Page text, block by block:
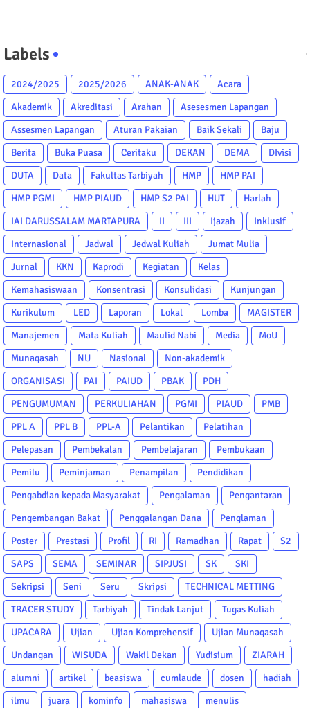
Labels
2024/2025 2025/2026 ANAK-ANAK
Acara
Akademik
Akreditasi Arahan
Asesesmen Lapangan
Assesmen Lapangan
Aturan Pakaian Baik Sekali
Baju
Berita
Buka Puasa Ceritaku DEKAN DEMA
DIvisi
DUTA
Data Fakultas Tarbiyah HMP
HMP PAI
HMP PGMI
HMP PIAUD HMP S2 PAI HUT
Harlah
IAI DARUSSALAM MARTAPURA
II III Ijazah
Inklusif
Internasional
Jadwal Jedwal Kuliah
Jumat Mulia
Jurnal
KKN Kaprodi Kegiatan
Kelas
Kemahasiswaan
Konsentrasi Konsulidasi
Kunjungan
Kurikulum
LED Laporan Lokal Lomba
MAGISTER
Manajemen
Mata Kuliah Maulid Nabi Media
MoU
Munaqasah
NU Nasional
Non-akademik
ORGANISASI
PAI PAIUD PBAK
PDH
PENGUMUMAN
PERKULIAHAN PGMI PIAUD
PMB
PPL A
PPL B PPL-A Pelantikan
Pelatihan
Pelepasan
Pembekalan Pembelajaran
Pembukaan
Pemilu
Peminjaman Penampilan
Pendidikan
Pengabdian kepada Masyarakat
Pengalaman
Pengantaran
Pengembangan Bakat
Penggalangan Dana
Penglaman
Poster
Prestasi Profil RI Ramadhan Rapat
S2
SAPS
SEMA SEMINAR SIPJUSI SK
SKI
Sekripsi
Seni Seru Skripsi
TECHNICAL METTING
TRACER STUDY
Tarbiyah Tindak Lanjut
Tugas Kuliah
UPACARA
Ujian Ujian Komprehensif
Ujian Munaqasah
Undangan
WISUDA Wakil Dekan Yudisium
ZIARAH
alumni
artikel beasiswa cumlaude dosen
hadiah
ilmu
juara kominfo mahasiswa
menulis